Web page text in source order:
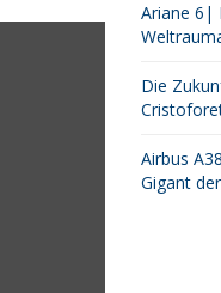
Ariane 6|
Die
Airbus
Gigant